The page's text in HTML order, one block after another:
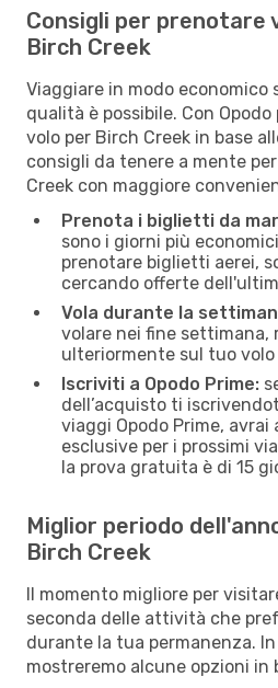
Consigli per prenotare
Birch Creek
Viaggiare in modo economico
qualità è possibile. Con
volo per Birch Creek in base
consigli da tenere a mente
Creek con maggiore
Prenota i biglietti da
sono i giorni più
prenotare biglietti aerei,
cercando offerte
Vola durante la
volare nei fine settimana,
ulteriormente sul tuo volo
Iscriviti a Opodo Prime:
dell’acquisto ti
viaggi Opodo Prime,
esclusive per i prossimi
la prova gratuita è di 15
Miglior periodo
Birch Creek
Il momento migliore per
seconda delle attività che
durante la tua permanenza.
mostreremo alcune opzioni in